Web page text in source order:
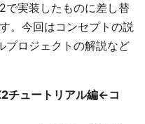
で実装したものに差し替
。今回はコンセプトの説
プロジェクトの解説など
チュートリアル編←コ